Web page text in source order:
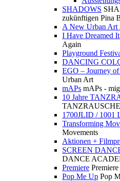
SHADOWS
zukünftigen Pina
A New Urban Art
I Have Dreamed
Again
Playground
DANCING
EGO – Journey
Urban Art
mAPs mAPs -
10 Jahre
1700JLID / 1001
Transforming
Movements
Aktionen +
SCREEN
DANCE
Premiere Premiere
Pop Me Up Pop